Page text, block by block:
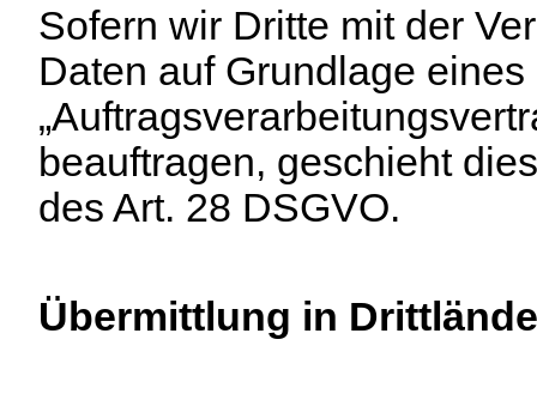
Sofern wir Dritte mit der
Daten auf Grundlage eines
beauftragen, geschieht
des Art. 28 DSGVO.
Übermittlung in